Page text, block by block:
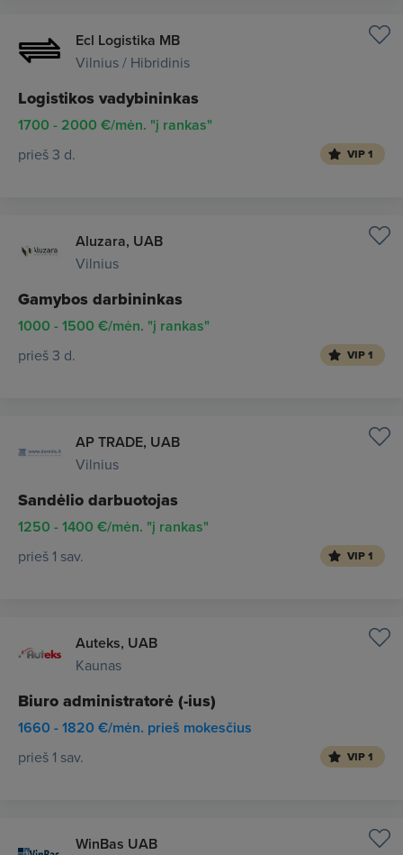
Ecl Logistika MB
Vilnius / Hibridinis
Logistikos vadybininkas
1700 - 2000 €/mėn. "į rankas"
prieš 3 d. VIP 1
Aluzara, UAB
Vilnius
Gamybos darbininkas
1000 - 1500 €/mėn. "į rankas"
prieš 3 d. VIP 1
AP TRADE, UAB
Vilnius
Sandėlio darbuotojas
1250 - 1400 €/mėn. "į rankas"
prieš 1 sav. VIP 1
Auteks, UAB
Kaunas
Biuro administratorė (-ius)
1660 - 1820 €/mėn. prieš mokesčius
prieš 1 sav. VIP 1
WinBas UAB